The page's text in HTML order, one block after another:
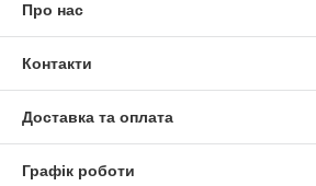
Про нас
Контакти
Доставка та оплата
Графік роботи